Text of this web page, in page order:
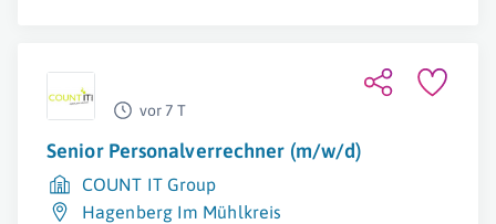
vor 7 T
Senior Personalverrechner (m/w/d)
COUNT IT Group
Hagenberg Im Mühlkreis